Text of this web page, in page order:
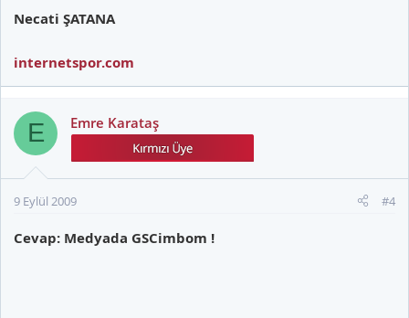
Necati ŞATANA
internetspor.com
E Emre Karataş
9 Eylül 2009 #4
Cevap: Medyada GSCimbom !